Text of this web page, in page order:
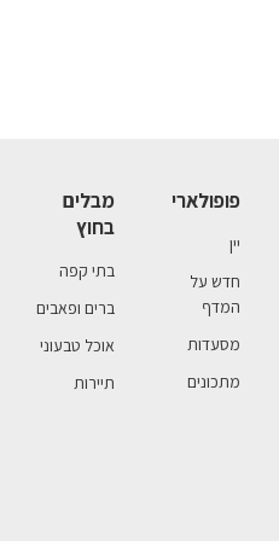
פופולארי
יין
חדש על
המדף
מסעדות
מתכונים
מבלים
בחוץ
בתי קפה
ברים ופאבים
אוכל טבעוני
תיירות